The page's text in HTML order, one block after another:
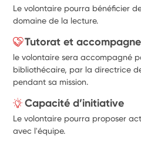
Le volontaire pourra bénéficier
domaine de la lecture.
Tutorat et
le volontaire sera accompagné
bibliothécaire, par la directrice
pendant sa mission.
Capacité d’initiative
Le volontaire pourra proposer
avec l'équipe.